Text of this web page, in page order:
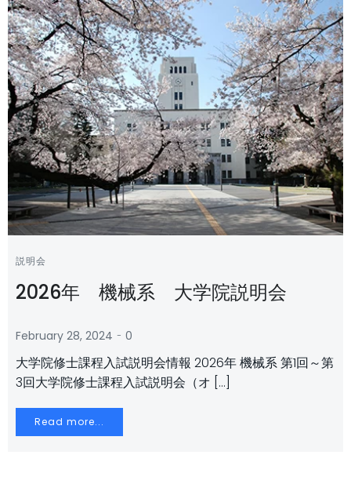
説明会
2026年 機械系 大学院説明会
February 28, 2024 - 0
大学院修士課程入試説明会情報 2026年 機械系 第1回～第
3回大学院修士課程入試説明会（オ […]
Read more...